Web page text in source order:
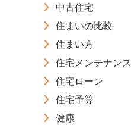
中古住宅
住まいの比較
住まい方
住宅メンテナンス
住宅ローン
住宅予算
健康